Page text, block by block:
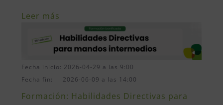
Leer más
Fecha inicio: 2026-04-29 a las 9:00
Fecha fin: 2026-06-09 a las 14:00
Formación: Habilidades Directivas para